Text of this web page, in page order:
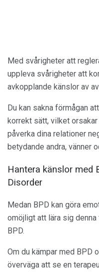
Med svårigheter att
uppleva svårigheter att
avkopplande känslor av
Du kan sakna förmågan
korrekt sätt, vilket
påverka dina relationer
betydande andra, vänner
Hantera känslor med
Disorder
Medan BPD kan göra
omöjligt att lära sig
BPD.
Om du kämpar med BPD
överväga att se en